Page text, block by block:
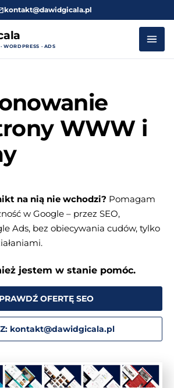
kontakt@dawidgicala.pl
WORDPRESS · ADS
WWW i
na nią nie wchodzi? Pomagam
w Google – przez SEO,
Ads, bez obiecywania cudów, tylko
jestem w stanie pomóc.
OFERTĘ SEO
kontakt@dawidgicala.pl